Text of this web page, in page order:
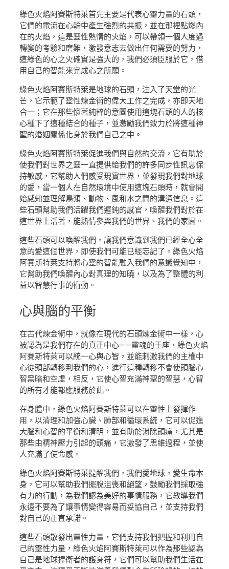
綠色火焰阿賽斯特萊首先主要是代表心靈力量的石頭，
它們的電流在心輪中產生強烈的共振，並在那裡點燃內
在的火焰，這是靈性熱情的火焰，可以帶領一個人度過
轉變的考驗和磨難，激發意志去做出任何需要的努力，
這綠色的心之火確實是強大的，我們必須臣服於它，借
用自己的智能來完成心之所願。
綠色火焰阿賽斯特萊是地球的石頭，注入了天堂的光
芒，它示範了靈性煉金術的偉大工作之完成，亦即天地
合一；它在那些懷著純粹的意圖使用這塊石頭的人的核
心種下了這種結合的種子，並激勵我們致力於將這種神
聖的婚姻關係化身於我們自己之中。
綠色火焰阿賽斯特萊促進我們與自然的交流，它有助於
使我們對世界之靈一直提供給我們的許多同步性訊息保
持敏感，它幫助人們感受現實世界，並發現我們對地球
的愛，當一個人在自然環境中使用這塊石頭時，就會開
始感知並理解鳥類、動物、風和水之間的溝通信息。這
些石頭幫助我們活躍我們遲鈍的感官，喚醒我們對於在
這世界上活著，能熱情參與我們的世界、我們的家園。
這些石頭可以喚醒我們，讓我們意識到我們已經全心全
意的愛這個世界，即使我們可能已經忘記了。綠色火焰
阿賽斯特萊支持將心靈的智能融入我們的意識覺知中，
它幫助我們喚醒內心對真理的知曉，以及為了整體的利
益以智慧行事的衝動。
心與腦的平衡
在古代煉金術中，就像在現代的石頭煉金術中一樣，心
被認為是我們存在的真正中心——靈魂的王座，綠色火焰
阿賽斯特萊可以統一心與心智，並能刺激我們的主權中
心從頭部轉移到我們的心，進行這種轉移不會使頭腦心
智黑暗和空虛，相反，它使心智充滿神聖的智慧，心智
的所有才能都應服務於此。
在身體中，綠色火焰阿賽斯特萊可以在靈性上發揮作
用，以清理和加強心臟、肺部和循環系統，它可以促進
大腦和心智的平衡和清明，並有助於消除頭痛，尤其是
那些由精神壓力引起的頭痛，它激發了思維過程，並使
人充滿了使命感。
綠色火焰阿賽斯特萊提醒我們，我們愛地球，愛生命本
身，它可以幫助我們擺脫沮喪和絕望，鼓勵我們採取強
有力的行動，為我們認為美好的事情服務，它教導我們
永遠不要為了讓事情變得容易而妥協自己，並支持我們
對自己的正直承諾。
這些石頭散發出靈性力量，它們支持我們把握和利用自
己的靈性力量，綠色火焰阿賽斯特萊可以作為那些認為
自己是地球捍衛者的護身符，它們可以幫助我們生活在